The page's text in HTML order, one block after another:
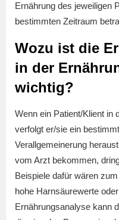
Ernährung des jeweiligen
bestimmten Zeitraum
Wozu ist die
in der
wichtig?
Wenn ein Patient/Klient in
verfolgt er/sie ein
Verallgemeinerung
vom Arzt bekommen,
Beispiele dafür wären
hohe Harnsäurewerte
Ernährungsanalyse kann